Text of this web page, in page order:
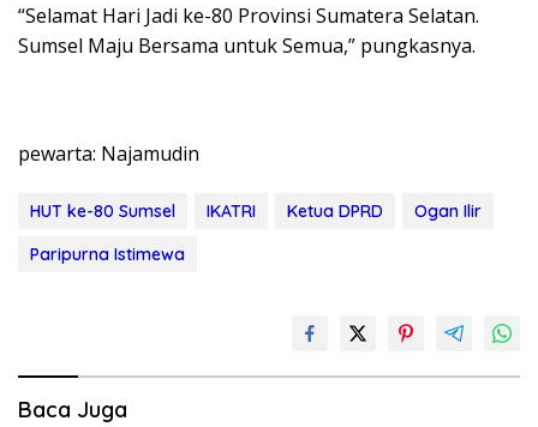
“Selamat Hari Jadi ke-80 Provinsi Sumatera Selatan.
Sumsel Maju Bersama untuk Semua,” pungkasnya.
pewarta: Najamudin
HUT ke-80 Sumsel IKATRI Ketua DPRD
Ogan Ilir
Paripurna Istimewa
Baca Juga